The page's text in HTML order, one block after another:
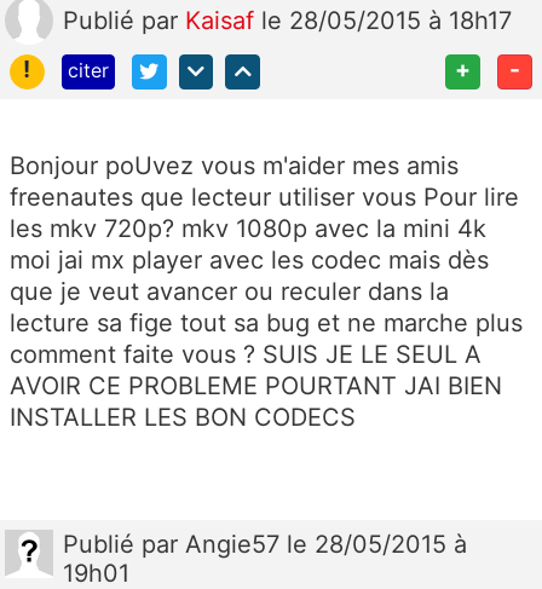
Publié par Kaisaf le 28/05/2015 à 18h17
!
citer + -
Bonjour poUvez vous m'aider mes amis
freenautes que lecteur utiliser vous Pour lire
les mkv 720p? mkv 1080p avec la mini 4k
moi jai mx player avec les codec mais dès
que je veut avancer ou reculer dans la
lecture sa fige tout sa bug et ne marche plus
comment faite vous ? SUIS JE LE SEUL A
AVOIR CE PROBLEME POURTANT JAI BIEN
INSTALLER LES BON CODECS
Publié par Angie57 le 28/05/2015 à
19h01